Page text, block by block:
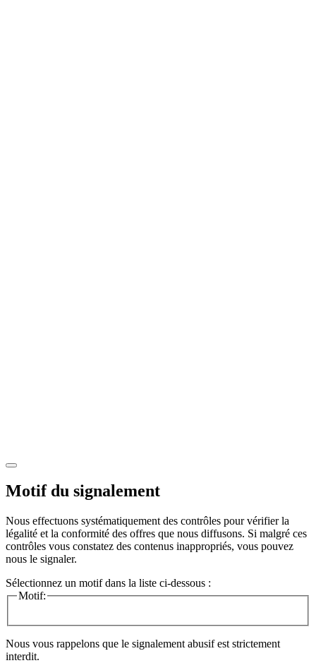
Motif du signalement
Nous effectuons systématiquement des contrôles pour vérifier la
légalité et la conformité des offres que nous diffusons. Si malgré ces
contrôles vous constatez des contenus inappropriés, vous pouvez
nous le signaler.
Sélectionnez un motif dans la liste ci-dessous :
Motif:
Nous vous rappelons que le signalement abusif est strictement
interdit.